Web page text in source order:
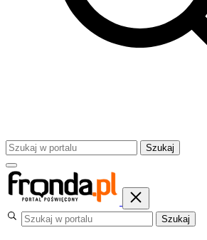
Szukaj
Szukaj